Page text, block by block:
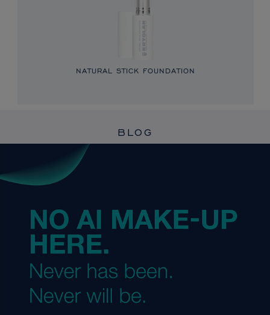
NATURAL STICK FOUNDATION
BLOG